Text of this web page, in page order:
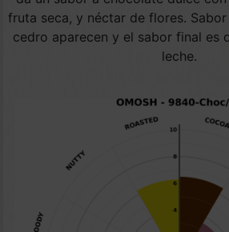
fruta seca, y néctar de flores.
cedro aparecen y el sabor final es
leche.